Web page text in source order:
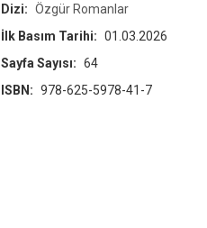
Dizi: Özgür Romanlar
İlk Basım Tarihi: 01.03.2026
Sayfa Sayısı: 64
ISBN: 978-625-5978-41-7